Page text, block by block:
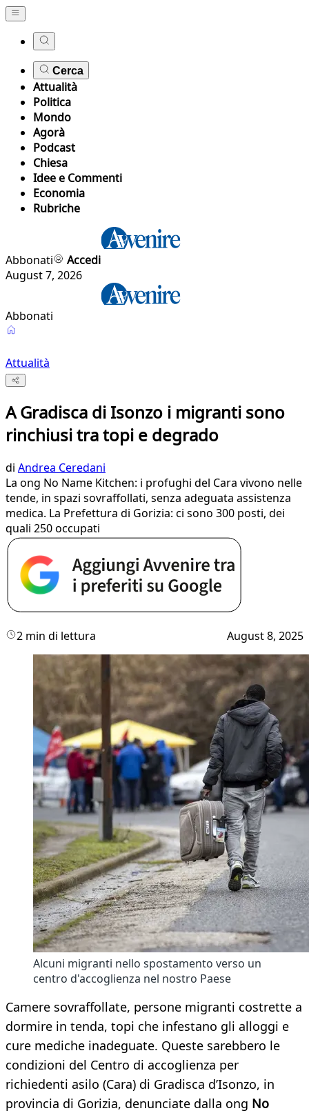
Cerca
Attualità
Politica
Mondo
Agorà
Podcast
Chiesa
Idee e Commenti
Economia
Rubriche
Abbonati
Accedi
August 7, 2026
Abbonati
Attualità
A Gradisca di Isonzo i migranti sono
rinchiusi tra topi e degrado
di Andrea Ceredani
La ong No Name Kitchen: i profughi del Cara vivono nelle
tende, in spazi sovraffollati, senza adeguata assistenza
medica. La Prefettura di Gorizia: ci sono 300 posti, dei
quali 250 occupati
2 min di lettura August 8, 2025
Alcuni migranti nello spostamento verso un
centro d'accoglienza nel nostro Paese
Camere sovraffollate, persone migranti costrette a
dormire in tenda, topi che infestano gli alloggi e
cure mediche inadeguate. Queste sarebbero le
condizioni del Centro di accoglienza per
richiedenti asilo (Cara) di Gradisca d’Isonzo, in
provincia di Gorizia, denunciate dalla ong No